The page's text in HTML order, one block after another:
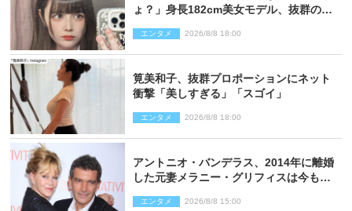
ょ？」身長182cm美女モデル、抜群のプ
エンタメ 2026/8/8 18:00
筧美和子、抜群プロポーションにネット
衝撃「美しすぎる」「スゴイ」
エンタメ 2026/8/8 18:00
アントニオ・バンデラス、2014年に離婚
した元妻メラニー・グリフィスは今も
エンタメ 2026/8/8 15:00